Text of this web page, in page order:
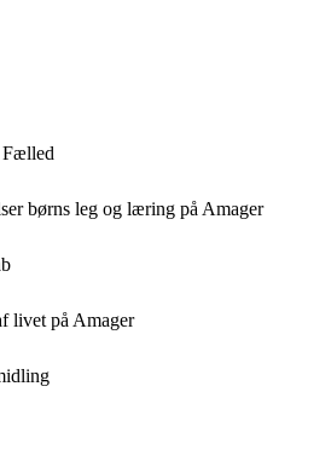
Fælled
børns leg og læring på Amager
livet på Amager